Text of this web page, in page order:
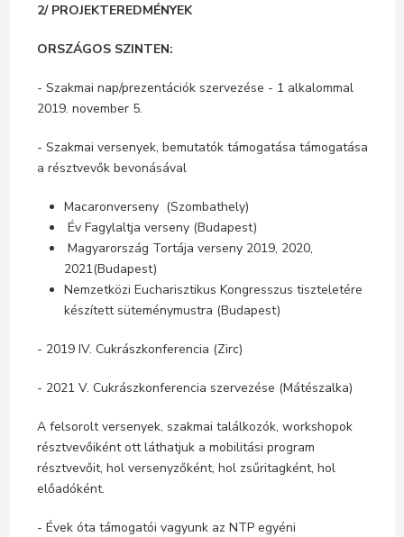
2/ PROJEKTEREDMÉNYEK
ORSZÁGOS SZINTEN:
- Szakmai nap/prezentációk szervezése - 1 alkalommal
2019. november 5.
- Szakmai versenyek, bemutatók támogatása támogatása
a résztvevők bevonásával
Macaronverseny (Szombathely)
Év Fagylaltja verseny (Budapest)
Magyarország Tortája verseny 2019, 2020,
2021(Budapest)
Nemzetközi Eucharisztikus Kongresszus tiszteletére
készített süteménymustra (Budapest)
- 2019 IV. Cukrászkonferencia (Zirc)
- 2021 V. Cukrászkonferencia szervezése (Mátészalka)
A felsorolt versenyek, szakmai találkozók, workshopok
résztvevőiként ott láthatjuk a mobilitási program
résztvevőit, hol versenyzőként, hol zsűritagként, hol
előadóként.
- Évek óta támogatói vagyunk az NTP egyéni